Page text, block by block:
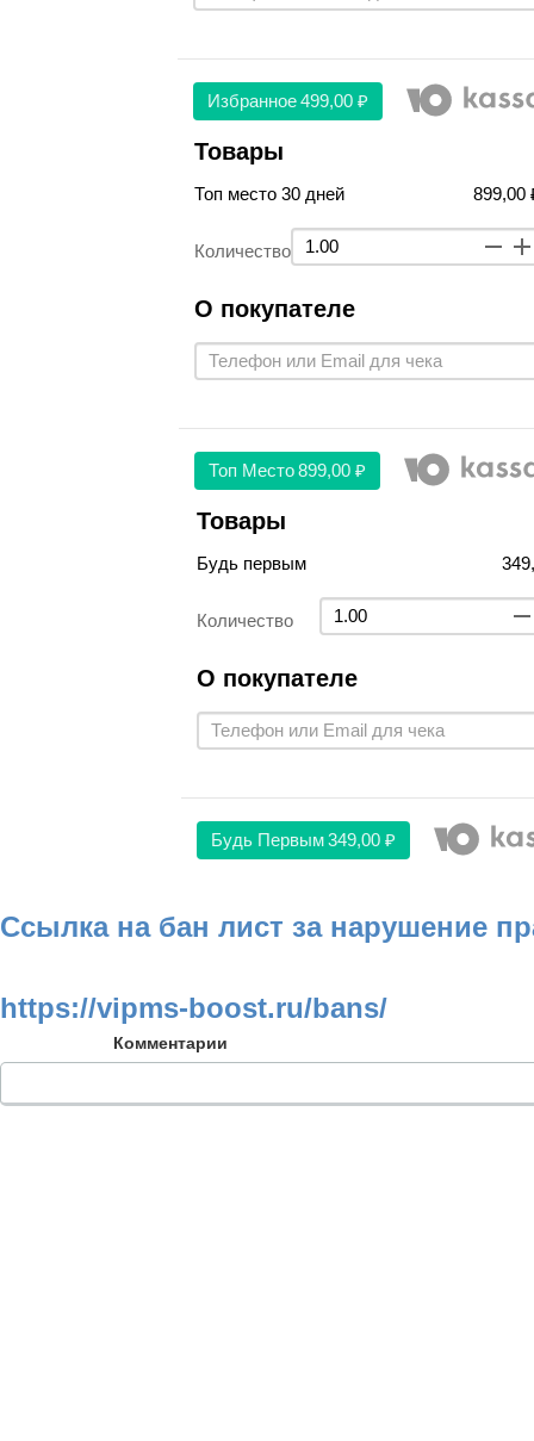
Избранное 499,00 ₽
Товары
Топ место 30 дней 899,00
Количество
О покупателе
Топ Место 899,00 ₽
Товары
Будь первым
Количество
О покупателе
Будь Первым349,00 ₽
Ссылка на бан лист за нарушение
https://vipms-boost.ru/bans/
Комментарии